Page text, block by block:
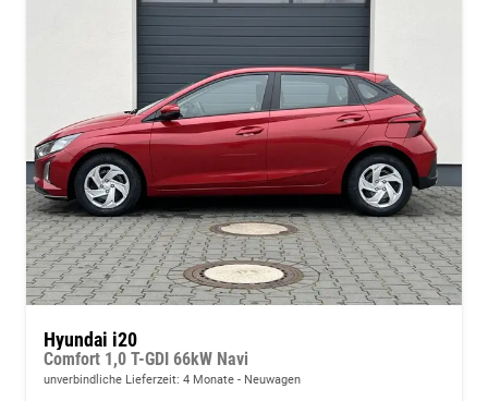
Hyundai i20
Comfort 1,0 T-GDI 66kW Navi
unverbindliche Lieferzeit: 4 Monate Neuwagen